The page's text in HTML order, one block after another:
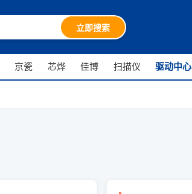
立即搜索
京瓷 芯烨 佳博 扫描仪 驱动中心